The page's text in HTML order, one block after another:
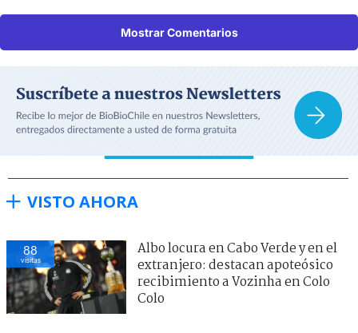
Mostrar Comentarios
VISTO AHORA
88
visitas
Albo locura en Cabo Verde y en el
extranjero: destacan apoteósico
recibimiento a Vozinha en Colo
Colo